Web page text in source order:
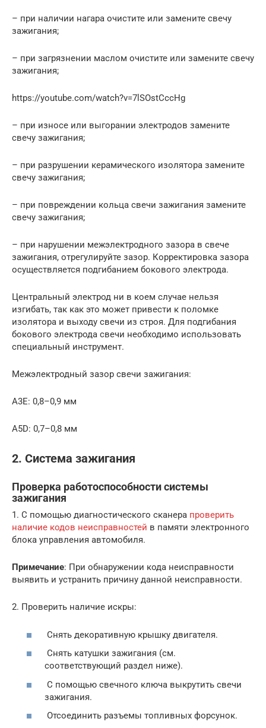
– при наличии нагара очистите или замените свечу
зажигания;
– при загрязнении маслом очистите или замените свечу
зажигания;
https://youtube.com/watch?v=7lSOstCccHg
– при износе или выгорании электродов замените
свечу зажигания;
– при разрушении керамического изолятора замените
свечу зажигания;
– при повреждении кольца свечи зажигания замените
свечу зажигания;
– при нарушении межэлектродного зазора в свече
зажигания, отрегулируйте зазор. Корректировка зазора
осуществляется подгибанием бокового электрода.
Центральный электрод ни в коем случае нельзя
изгибать, так как это может привести к поломке
изолятора и выходу свечи из строя. Для подгибания
бокового электрода свечи необходимо использовать
специальный инструмент.
Межэлектродный зазор свечи зажигания:
А3Е: 0,8–0,9 мм
А5D: 0,7–0,8 мм
2. Система зажигания
Проверка работоспособности системы
зажигания
1. С помощью диагностического сканера проверить
наличие кодов неисправностей в памяти электронного
блока управления автомобиля.
Примечание: При обнаружении кода неисправности
выявить и устранить причину данной неисправности.
2. Проверить наличие искры:
Снять декоративную крышку двигателя.
Снять катушки зажигания (см.
соответствующий раздел ниже).
С помощью свечного ключа выкрутить свечи
зажигания.
Отсоединить разъемы топливных форсунок.